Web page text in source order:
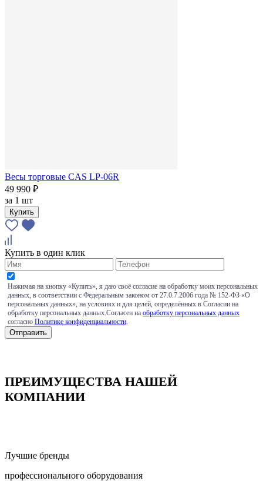
Весы торговые CAS LP-06R
49 990 ₽
за 1 шт
Купить
Купить в один клик
Нажимая на кнопку «Купить», я даю своё согласие на обработку моих персональных
данных, в соответствии с Федеральным законом от 27.0.7.2006 года № 152-ФЗ «О
персональных данных», на условиях и для целей, определённых в Согласии на
обработку персональных данных.Согласен на обработку персональных данных
согласно Политике конфиденциальности
ПРЕИМУЩЕСТВА НАШЕЙ
КОМПАНИИ
Лучшие бренды
профессионального оборудования